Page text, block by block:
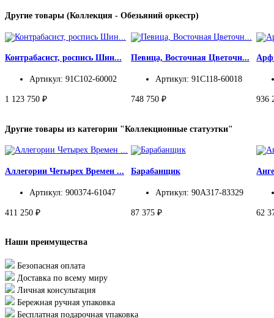
Другие товары (Коллекция - Обезьяний оркестр)
Контрабасист, роспись Шин...
Артикул: 91C102-60002
1 123 750 ₽
Певица, Восточная Цветочн...
Артикул: 91C118-60018
748 750 ₽ 936
Другие товары из категории "Коллекционные статуэтки"
Аллегории Четырех Времен ...
Артикул: 900374-61047
411 250 ₽
Барабанщик
Артикул: 90A317-83329
87 375 ₽ 62
Наши преимущества
Безопасная оплата
Доставка по всему миру
Личная консультация
Бережная ручная упаковка
Бесплатная подарочная упаковка